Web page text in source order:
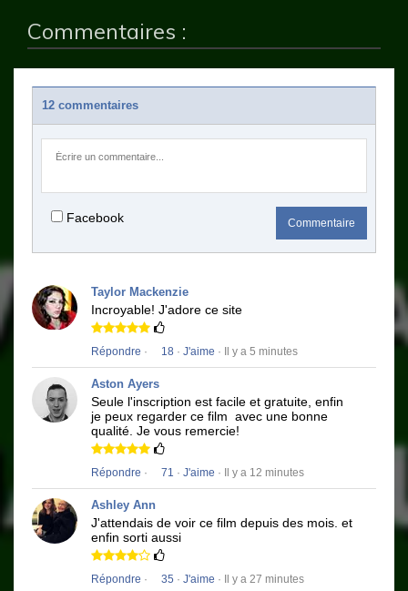
Commentaires :
12 commentaires
Facebook Commentaire
Taylor Mackenzie
Incroyable! J'adore ce site
Répondre · 18 · J'aime · Il y a 5 minutes
Aston Ayers
Seule l'inscription est facile et gratuite, enfin
je peux regarder ce film avec une bonne
qualité. Je vous remercie!
Répondre · 71 · J'aime · Il y a 12 minutes
Ashley Ann
J'attendais de voir ce film depuis des mois. et
enfin sorti aussi
Répondre · 35 · J'aime · Il y a 27 minutes